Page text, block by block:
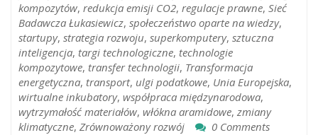
kompozytów, redukcja emisji CO2, regulacje prawne, Sieć
Badawcza Łukasiewicz, społeczeństwo oparte na wiedzy,
startupy, strategia rozwoju, superkomputery, sztuczna
inteligencja, targi technologiczne, technologie
kompozytowe, transfer technologii, Transformacja
energetyczna, transport, ulgi podatkowe, Unia Europejska,
wirtualne inkubatory, współpraca międzynarodowa,
wytrzymałość materiałów, włókna aramidowe, zmiany
klimatyczne, Zrównoważony rozwój 0 Comments